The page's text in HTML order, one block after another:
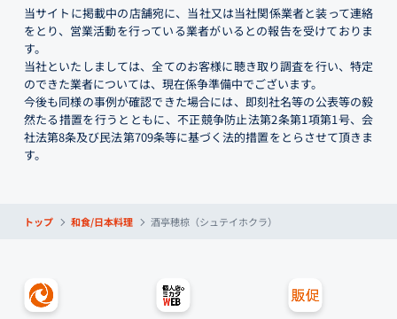
当サイトに掲載中の店舗宛に、当社又は当社関係業者と装って連絡
をとり、営業活動を行っている業者がいるとの報告を受けておりま
す。
当社といたしましては、全てのお客様に聴き取り調査を行い、特定
のできた業者については、現在係争準備中でございます。
今後も同様の事例が確認できた場合には、即刻社名等の公表等の毅
然たる措置を行うとともに、不正競争防止法第2条第1項第1号、会
社法第8条及び民法第709条等に基づく法的措置をとらさせて頂きま
す。
トップ 和食/日本料理 酒亭穂椋（シュテイホクラ）